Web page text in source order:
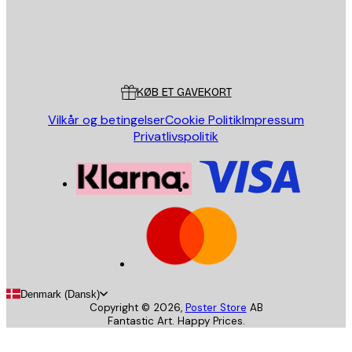
KØB ET GAVEKORT
Vilkår og betingelserCookie PolitikImpressum
Privatlivspolitik
Denmark (Dansk)
Copyright © 2026, Poster Store AB
Fantastic Art. Happy Prices.